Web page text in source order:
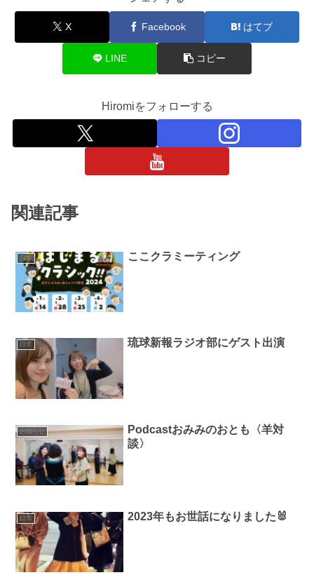
X Facebook はてブ
LINE コピー
Hiromiをフォローする
関連記事
日常 ここクラミーティング
日常 琉球新報ラジオ部にゲスト出演
お知らせ
Podcastおみみのおとも〈羊対
談〉
日常 2023年もお世話になりました🐰